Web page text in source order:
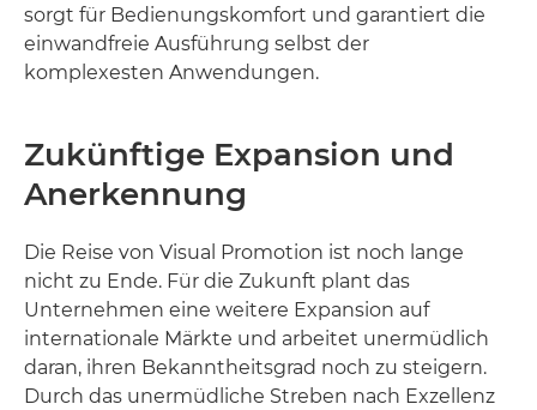
sorgt für Bedienungskomfort und garantiert die
einwandfreie Ausführung selbst der
komplexesten Anwendungen.
Zukünftige Expansion und
Anerkennung
Die Reise von Visual Promotion ist noch lange
nicht zu Ende. Für die Zukunft plant das
Unternehmen eine weitere Expansion auf
internationale Märkte und arbeitet unermüdlich
daran, ihren Bekanntheitsgrad noch zu steigern.
Durch das unermüdliche Streben nach Exzellenz